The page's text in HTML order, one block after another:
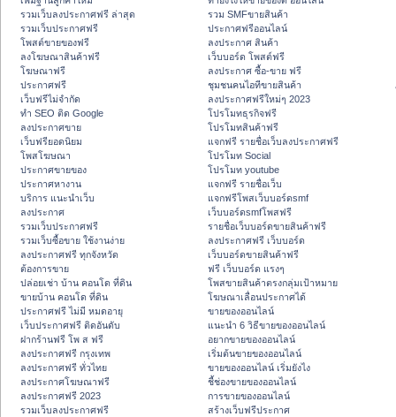
รวมเว็บลงประกาศฟรี ล่าสุด
รวมเว็บประกาศฟรี
โพสต์ขายของฟรี
ลงโฆษณาสินค้าฟรี
โฆษณาฟรี
ประกาศฟรี
เว็บฟรีไม่จำกัด
ทำ SEO ติด Google
ลงประกาศขาย
เว็บฟรียอดนิยม
โพสโฆษณา
ประกาศขายของ
ประกาศหางาน
บริการ แนะนำเว็บ
ลงประกาศ
รวมเว็บประกาศฟรี
รวมเว็บซื้อขาย ใช้งานง่าย
ลงประกาศฟรี ทุกจังหวัด
ต้องการขาย
ปล่อยเช่า บ้าน คอนโด ที่ดิน
ขายบ้าน คอนโด ที่ดิน
ประกาศฟรี ไม่มี หมดอายุ
เว็บประกาศฟรี ติดอันดับ
ฝากร้านฟรี โพ ส ฟรี
ลงประกาศฟรี กรุงเทพ
ลงประกาศฟรี ทั่วไทย
ลงประกาศโฆษณาฟรี
ลงประกาศฟรี 2023
รวมเว็บลงประกาศฟรี
รวม SMFขายสินค้า
ประกาศฟรีออนไลน์
ลงประกาศ สินค้า
เว็บบอร์ด โพสต์ฟรี
ลงประกาศ ซื้อ-ขาย ฟรี
ชุมชนคนไอทีขายสินค้า
ลงประกาศฟรีใหม่ๆ 2023
โปรโมทธุรกิจฟรี
โปรโมทสินค้าฟรี
แจกฟรี รายชื่อเว็บลงประกาศฟรี
โปรโมท Social
โปรโมท youtube
แจกฟรี รายชื่อเว็บ
แจกฟรีโพสเว็บบอร์ดsmf
เว็บบอร์ดsmfโพสฟรี
รายชื่อเว็บบอร์ดขายสินค้าฟรี
ลงประกาศฟรี เว็บบอร์ด
เว็บบอร์ดขายสินค้าฟรี
ฟรี เว็บบอร์ด แรงๆ
โพสขายสินค้าตรงกลุ่มเป้าหมาย
โฆษณาเลื่อนประกาศได้
ขายของออนไลน์
แนะนำ 6 วิธีขายของออนไลน์
อยากขายของออนไลน์
เริ่มต้นขายของออนไลน์
ขายของออนไลน์ เริ่มยังไง
ชี้ช่องขายของออนไลน์
การขายของออนไลน์
สร้างเว็บฟรีประกาศ